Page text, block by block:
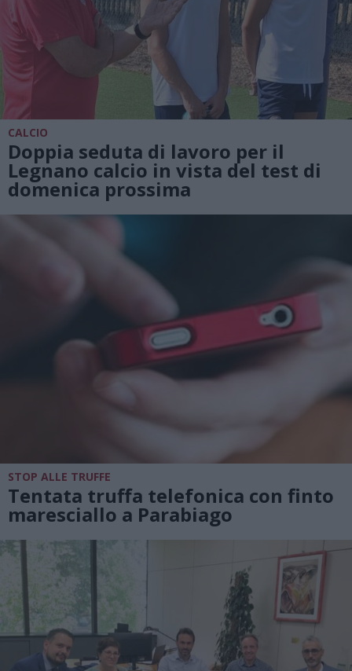
CALCIO
Doppia seduta di lavoro per il
Legnano calcio in vista del test di
domenica prossima
STOP ALLE TRUFFE
Tentata truffa telefonica con finto
maresciallo a Parabiago